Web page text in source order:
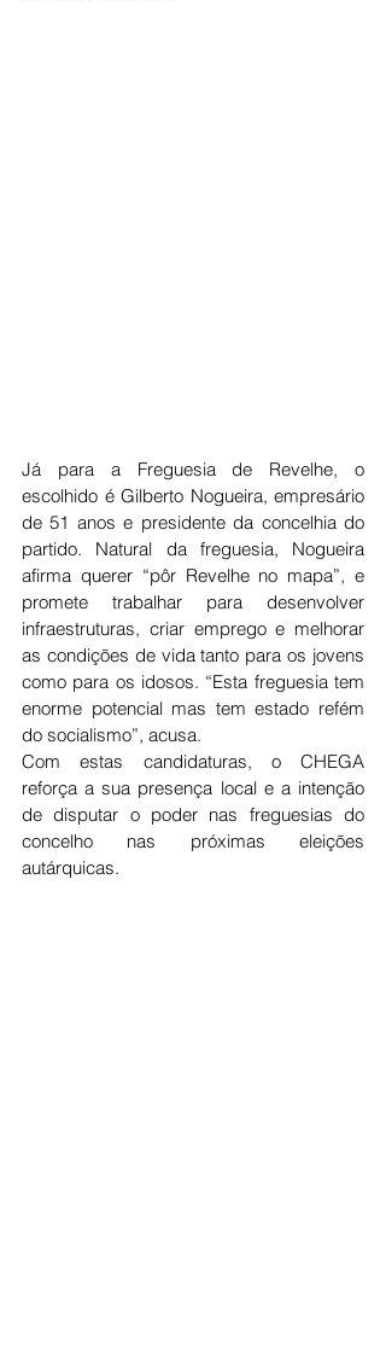
Já para a Freguesia de Revelhe, o
escolhido é Gilberto Nogueira, empresário
de 51 anos e presidente da concelhia do
partido. Natural da freguesia, Nogueira
afirma querer “pôr Revelhe no mapa”, e
promete trabalhar para desenvolver
infraestruturas, criar emprego e melhorar
as condições de vida tanto para os jovens
como para os idosos. “Esta freguesia tem
enorme potencial mas tem estado refém
do socialismo”, acusa.
Com estas candidaturas, o CHEGA
reforça a sua presença local e a intenção
de disputar o poder nas freguesias do
concelho nas próximas eleições
autárquicas.